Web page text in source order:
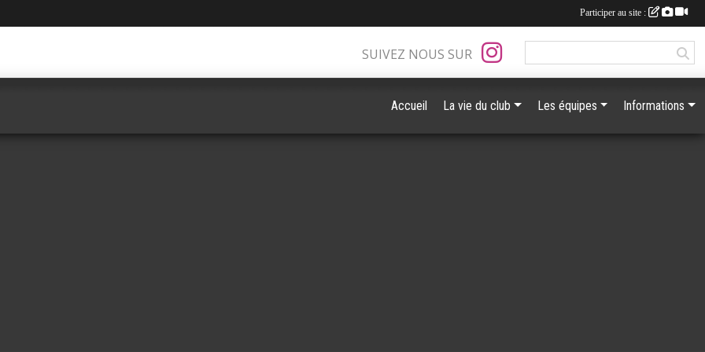
SUIVEZ NOUS SUR
Accueil La vie du club Les équipes Informations
Participer au site :